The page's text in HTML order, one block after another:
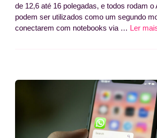
de 12,6 até 16 polegadas, e todos rodam o
podem ser utilizados como um segundo
conectarem com notebooks via … Ler